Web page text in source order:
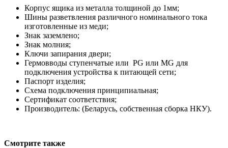
Корпус ящика из металла толщиной до 1мм;
Шины разветвления различного номинального тока
изготовленные из меди;
Знак заземлено;
Знак молния;
Ключи запирания двери;
Гермовводы ступенчатые или PG или MG для
подключения устройства к питающей сети;
Паспорт изделия;
Схема подключения принципиальная;
Сертификат соответствия;
Производитель: (Беларусь, собственная сборка НКУ).
Смотрите также